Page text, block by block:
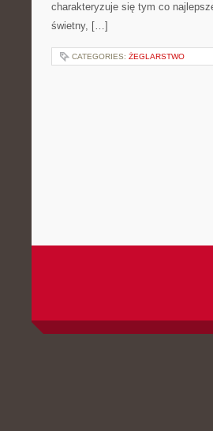
charakteryzuje się tym co
świetny, […]
CATEGORIES: ŻEGLARSTWO